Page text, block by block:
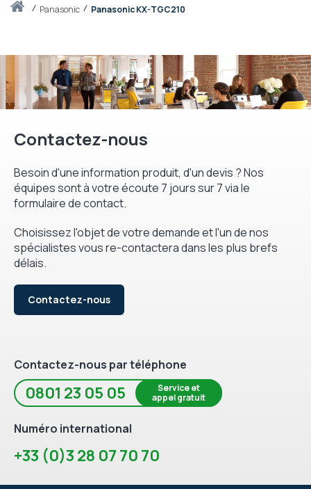
Accueilpanasonic Panasonic KX-TGC210
Contactez-nous
Besoin d'une information produit, d'un devis ? Nos
équipes sont à votre écoute 7 jours sur 7 via le
formulaire de contact.
Choisissez l'objet de votre demande et l'un de nos
spécialistes vous re-contactera dans les plus brefs
délais.
Contactez-nous
Contactez-nous par téléphone
0801 23 05 05
Service et
appel gratuit
Numéro international
+33 (0)3 28 07 70 70